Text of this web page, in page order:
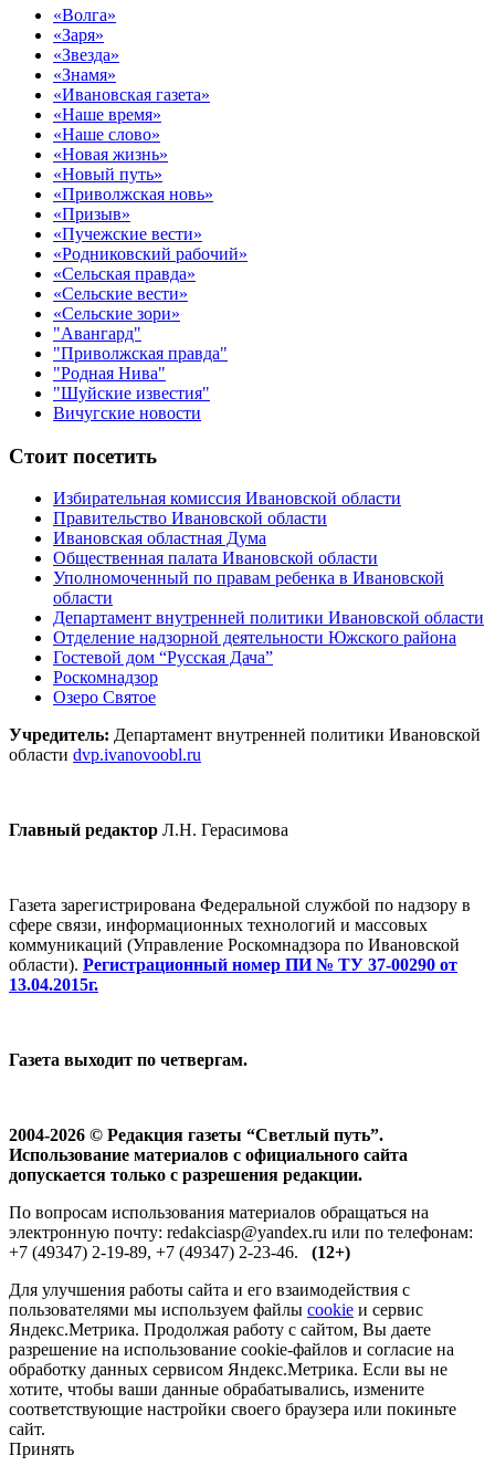
«Волга»
«Заря»
«Звезда»
«Знамя»
«Ивановская газета»
«Наше время»
«Наше слово»
«Новая жизнь»
«Новый путь»
«Приволжская новь»
«Призыв»
«Пучежские вести»
«Родниковский рабочий»
«Сельская правда»
«Сельские вести»
«Сельские зори»
"Авангард"
"Приволжская правда"
"Родная Нива"
"Шуйские известия"
Вичугские новости
Стоит посетить
Избирательная комиссия Ивановской области
Правительство Ивановской области
Ивановская областная Дума
Общественная палата Ивановской области
Уполномоченный по правам ребенка в Ивановской
области
Департамент внутренней политики Ивановской области
Отделение надзорной деятельности Южского района
Гостевой дом “Русская Дача”
Роскомнадзор
Озеро Святое
Учредитель: Департамент внутренней политики Ивановской
области dvp.ivanovoobl.ru
Главный редактор Л.Н. Герасимова
Газета зарегистрирована Федеральной службой по надзору в
сфере связи, информационных технологий и массовых
коммуникаций (Управление Роскомнадзора по Ивановской
области). Регистрационный номер ПИ № ТУ 37-00290 от
13.04.2015г.
Газета выходит по четвергам.
2004-2026 © Редакция газеты “Светлый путь”.
Использование материалов с официального сайта
допускается только с разрешения редакции.
По вопросам использования материалов обращаться на
электронную почту: redakciasp@yandex.ru или по телефонам:
+7 (49347) 2-19-89, +7 (49347) 2-23-46. (12+)
Для улучшения работы сайта и его взаимодействия с
пользователями мы используем файлы cookie и сервис
Яндекс.Метрика. Продолжая работу с сайтом, Вы даете
разрешение на использование cookie-файлов и согласие на
обработку данных сервисом Яндекс.Метрика. Если вы не
хотите, чтобы ваши данные обрабатывались, измените
соответствующие настройки своего браузера или покиньте
сайт.
Принять